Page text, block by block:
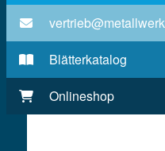
Blätterkatalog
Onlineshop